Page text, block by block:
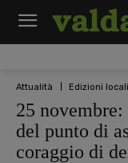
Attualità Edizioni locali
25
del punto di
coraggio di